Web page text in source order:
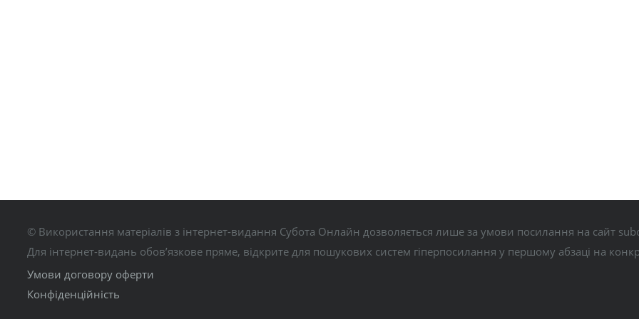
© Використання матеріалів з інтернет-видання Субота Онлайн дозволяється лише за умови посилання на сайт
Для інтернет-видань обов’язкове пряме, відкрите для пошукових систем гіперпосилання у першому абзаці на
Умови договору оферти
Конфіденційність